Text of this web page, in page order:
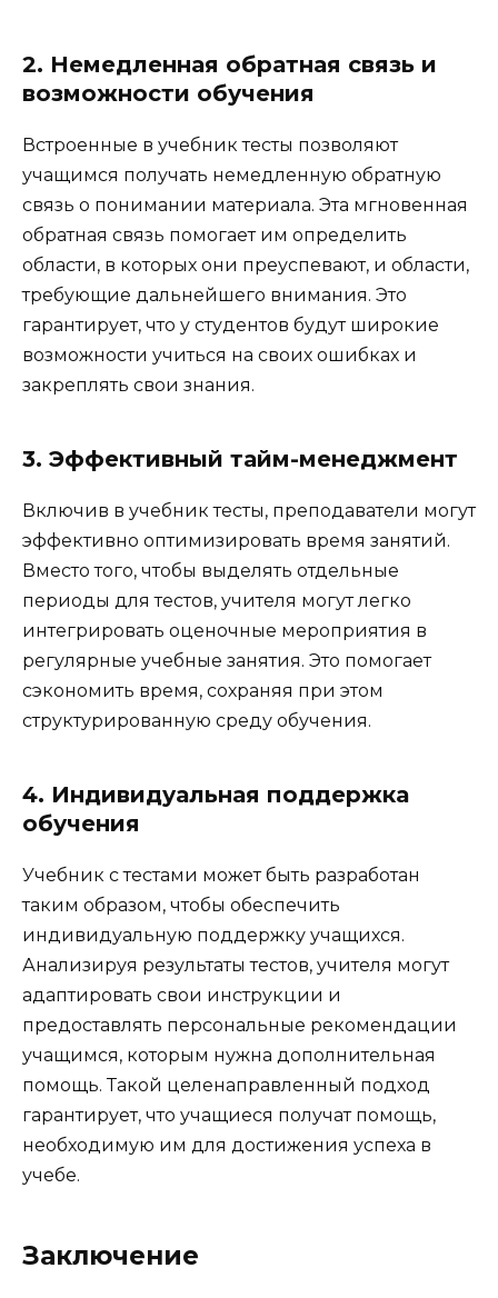
2. Немедленная обратная связь и
возможности обучения
Встроенные в учебник тесты позволяют
учащимся получать немедленную обратную
связь о понимании материала. Эта мгновенная
обратная связь помогает им определить
области, в которых они преуспевают, и области,
требующие дальнейшего внимания. Это
гарантирует, что у студентов будут широкие
возможности учиться на своих ошибках и
закреплять свои знания.
3. Эффективный тайм-менеджмент
Включив в учебник тесты, преподаватели могут
эффективно оптимизировать время занятий.
Вместо того, чтобы выделять отдельные
периоды для тестов, учителя могут легко
интегрировать оценочные мероприятия в
регулярные учебные занятия. Это помогает
сэкономить время, сохраняя при этом
структурированную среду обучения.
4. Индивидуальная поддержка
обучения
Учебник с тестами может быть разработан
таким образом, чтобы обеспечить
индивидуальную поддержку учащихся.
Анализируя результаты тестов, учителя могут
адаптировать свои инструкции и
предоставлять персональные рекомендации
учащимся, которым нужна дополнительная
помощь. Такой целенаправленный подход
гарантирует, что учащиеся получат помощь,
необходимую им для достижения успеха в
учебе.
Заключение